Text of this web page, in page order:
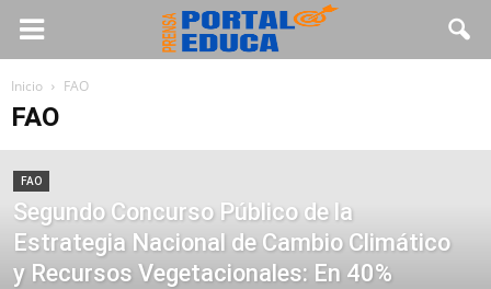
Inicio FAO
FAO
FAO
Segundo Concurso Público de la
Estrategia Nacional de Cambio Climático
y Recursos Vegetacionales: En 40%